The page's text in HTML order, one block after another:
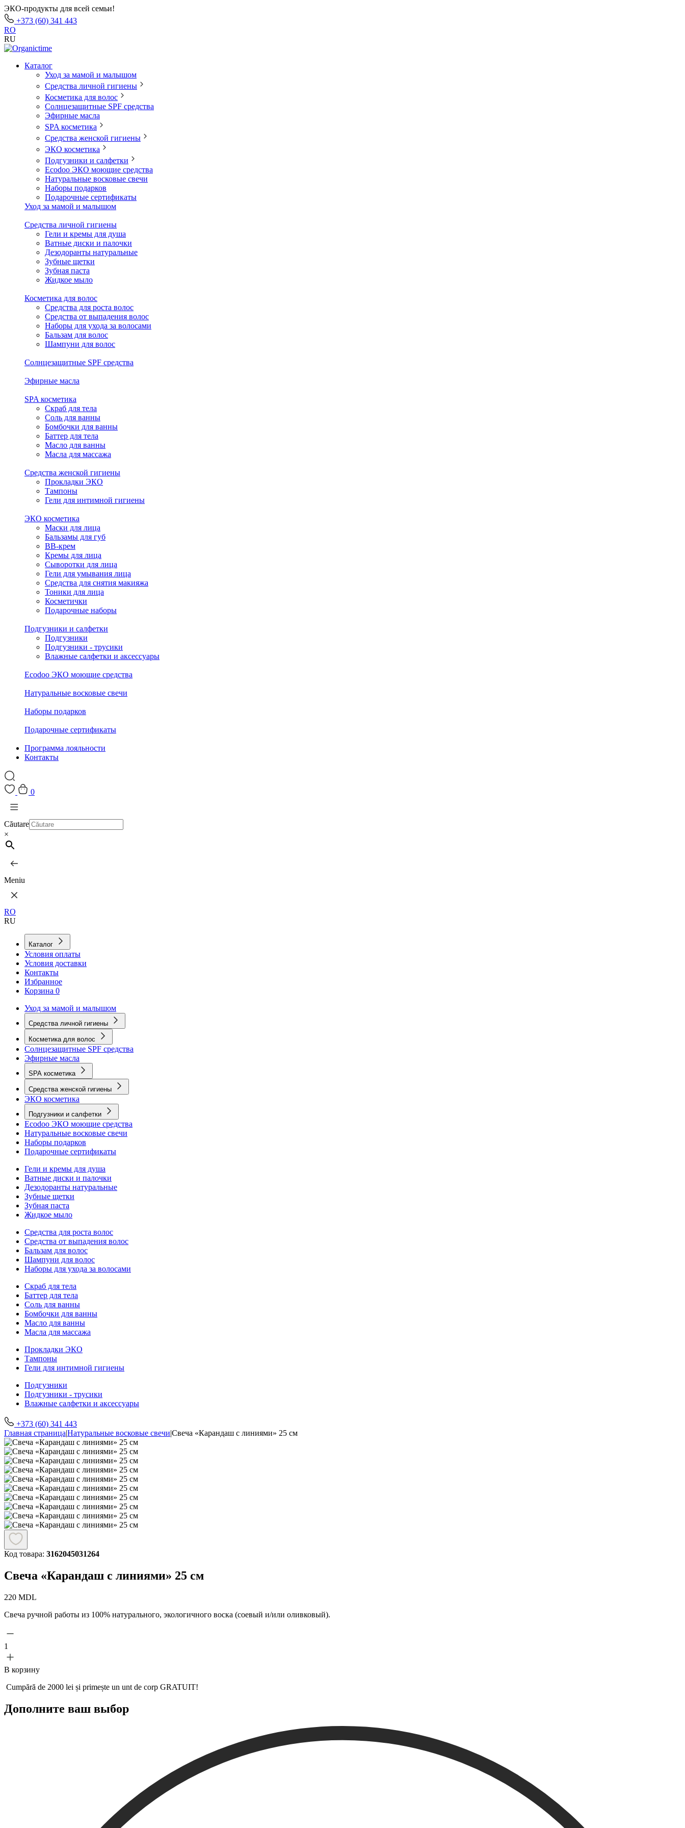
ЭКО-продукты для всей семьи!
+373 (60) 341 443
RO
RU
Каталог
Уход за мамой и малышом
Средства личной гигиены
Косметика для волос
Солнцезащитные SPF средства
Эфирные масла
SPA косметика
Средства женской гигиены
ЭКО косметика
Подгузники и салфетки
Ecodoo ЭКО моющие средства
Натуральные восковые свечи
Наборы подарков
Подарочные сертификаты
Уход за мамой и малышом
Средства личной гигиены
Гели и кремы для душа
Ватные диски и палочки
Дезодоранты натуральные
Зубные щетки
Зубная паста
Жидкое мыло
Косметика для волос
Средства для роста волос
Средства от выпадения волос
Наборы для ухода за волосами
Бальзам для волос
Шампуни для волос
Солнцезащитные SPF средства
Эфирные масла
SPA косметика
Скраб для тела
Соль для ванны
Бомбочки для ванны
Баттер для тела
Масло для ванны
Масла для массажа
Средства женской гигиены
Прокладки ЭКО
Тампоны
Гели для интимной гигиены
ЭКО косметика
Маски для лица
Бальзамы для губ
BB-крем
Кремы для лица
Сыворотки для лица
Гели для умывания лица
Средства для снятия макияжа
Тоники для лица
Косметички
Подарочные наборы
Подгузники и салфетки
Подгузники
Подгузники - трусики
Влажные салфетки и аксессуары
Ecodoo ЭКО моющие средства
Натуральные восковые свечи
Наборы подарков
Подарочные сертификаты
Программа лояльности
Контакты
0
Căutare
×
Meniu
RO
RU
Каталог
Условия оплаты
Условия доставки
Контакты
Избранное
Корзина 0
Уход за мамой и малышом
Средства личной гигиены
Косметика для волос
Солнцезащитные SPF средства
Эфирные масла
SPA косметика
Средства женской гигиены
ЭКО косметика
Подгузники и салфетки
Ecodoo ЭКО моющие средства
Натуральные восковые свечи
Наборы подарков
Подарочные сертификаты
Гели и кремы для душа
Ватные диски и палочки
Дезодоранты натуральные
Зубные щетки
Зубная паста
Жидкое мыло
Средства для роста волос
Средства от выпадения волос
Бальзам для волос
Шампуни для волос
Наборы для ухода за волосами
Скраб для тела
Баттер для тела
Соль для ванны
Бомбочки для ванны
Масло для ванны
Масла для массажа
Прокладки ЭКО
Тампоны
Гели для интимной гигиены
Подгузники
Подгузники - трусики
Влажные салфетки и аксессуары
+373 (60) 341 443
Главная страница|Натуральные восковые свечи|Свеча «Карандаш с линиями» 25 см
Код товара: 3162045031264
Свеча «Карандаш с линиями» 25 см
220 MDL
Свеча ручной работы из 100% натурального, экологичного воска (соевый и/или оливковый).
1
В корзину
Cumpără de 2000 lei și primește un unt de corp GRATUIT!
Дополните ваш выбор